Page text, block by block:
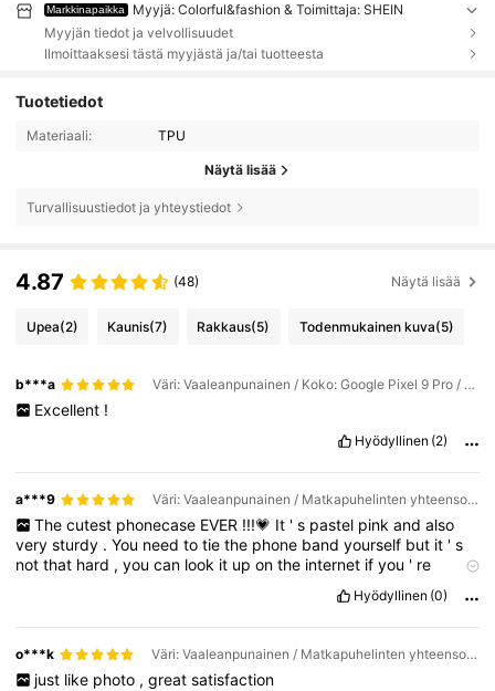
Markkinapaikka
Myyjä: Colorful&fashion & Toimittaja: SHEIN
Myyjän tiedot ja velvollisuudet
Ilmoittaaksesi tästä myyjästä ja/tai tuotteesta
Tuotetiedot
Materiaali: TPU
Näytä lisää
Turvallisuustiedot ja yhteystiedot
4.87 (48) Näytä lisää
Upea(2) Kaunis(7) Rakkaus(5) Todenmukainen kuva(5)
b***a Väri: Vaaleanpunainen / Koko: Google Pixel 9 Pro / Matkapuhelinten yhteensopivuus: Google
Excellent !
Hyödyllinen (2)
a***9 Väri: Vaaleanpunainen / Matkapuhelinten yhteensopivuus: Google / Koko: Google Pixel 8
The cutest phonecase EVER !!!💗 It ' s pastel pink and also
verysturdy .You needtotiethe phone bandyourself but it 's
notthat hard ,youcan look it uponthe internet ifyou ' re
recommend this🫶☁️
Hyödyllinen (0)
o***k Väri: Vaaleanpunainen / Matkapuhelinten yhteensopivuus: Google / Koko: Google Pixel 9 Pro
just like photo , great satisfaction